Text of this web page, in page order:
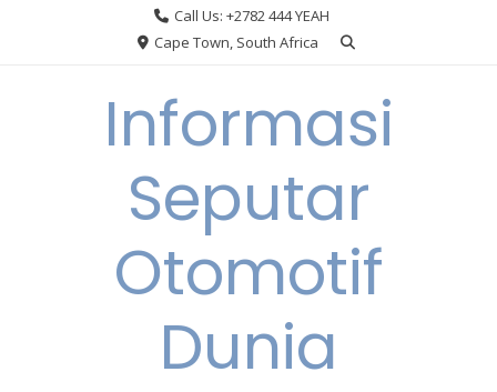
Call Us: +2782 444 YEAH
Cape Town, South Africa
Informasi
Seputar
Otomotif
Dunia